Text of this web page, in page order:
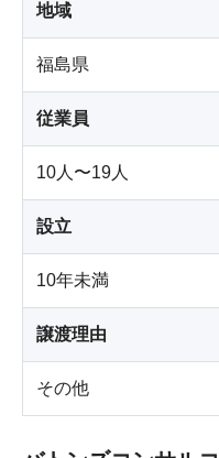
地域
福島県
従業員
10人〜19人
設立
10年未満
譲渡理由
その他